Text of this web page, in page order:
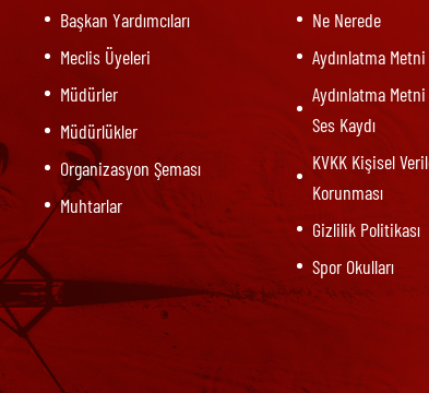
Başkan Yardımcıları
Meclis Üyeleri
Müdürler
Müdürlükler
Organizasyon Şeması
Muhtarlar
Ne Nerede
Aydınlatma Metni
Aydınlatma
Ses Kaydı
KVKK Kişisel
Korunması
Gizlilik Politikası
Spor Okulları